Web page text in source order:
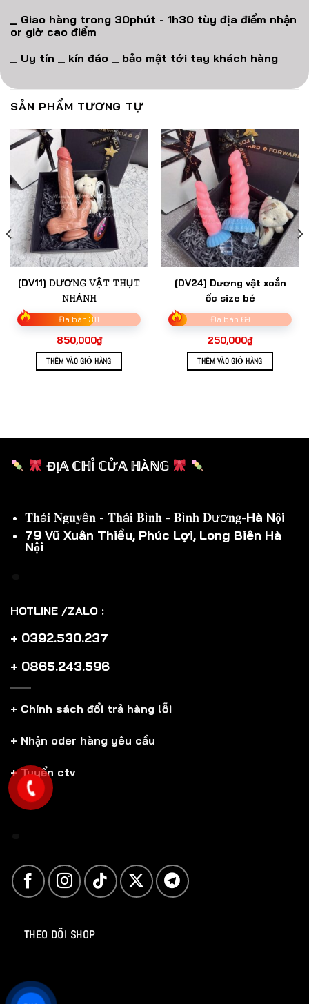
_ Giao hàng trong 30phút - 1h30 tùy địa điểm nhận
or giờ cao điểm
_ Uy tín _ kín đáo _ bảo mật tới tay khách hàng
SẢN PHẨM TƯƠNG TỰ
[DV11] 𝙳ƯƠ𝙽𝙶 𝚅Ậ𝚃 𝚃𝙷Ụ𝚃
𝙽𝙷Á𝙽𝙷
Đã bán 311
850,000₫
THÊM VÀO GIỎ HÀNG
[DV24] Dương vật xoắn
ốc size bé
Đã bán 69
250,000₫
THÊM VÀO GIỎ HÀNG
ĐỊ𝔸 ℂℍỈ ℂỬ𝔸 ℍÀℕ𝔾
𝐓𝐡á𝐢 𝐍𝐠𝐮𝐲ê𝐧 - 𝐓𝐡á𝐢 𝐁ì𝐧𝐡 - 𝐁ì𝐧𝐡 𝐃ươ𝐧𝐠-Hà Nội
79 Vũ Xuân Thiều, Phúc Lợi, Long Biên Hà
Nội
HOTLINE /ZALO :
+ 0392.530.237
+ 0865.243.596
+ Chính sách đổi trả hàng lỗi
+ Nhận oder hàng yêu cầu
+ Tuyển ctv
THEO DÕI SHOP